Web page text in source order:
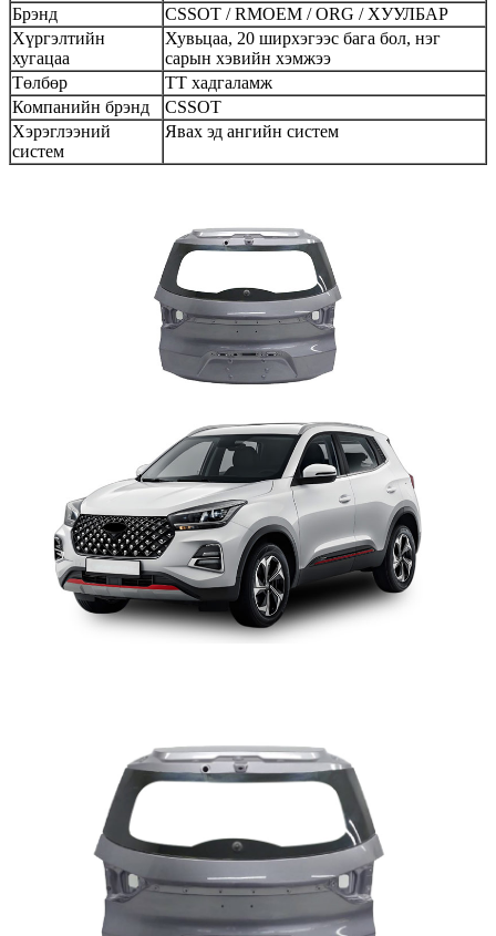
Брэнд
CSSOT / RMOEM / ORG / ХУУЛБАР
Хүргэлтийн
хугацаа
Хувьцаа, 20 ширхэгээс бага бол, нэг
сарын хэвийн хэмжээ
Төлбөр
ТТ хадгаламж
Компанийн брэнд
CSSOT
Хэрэглээний
систем
Явах эд ангийн систем